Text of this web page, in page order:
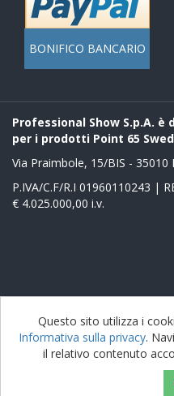
BONIFICO BANCARIO
Professional Show S.p.A.
per i prodotti Point 65
Via Praimbole, 15/BIS - 35010
P.IVA/C.F/R.I 01960110243 |
€ 4.025.000,00 i.v.
Powered by
Copyright © 2026
Questo sito utilizza i
Informativa sulla privacy.
il relativo contenuto